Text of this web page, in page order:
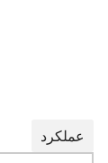
عملکرد